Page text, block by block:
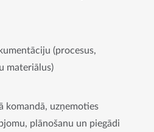
(procesus,
materiālus)
komandā, uzņemoties
plānošanu un piegādi